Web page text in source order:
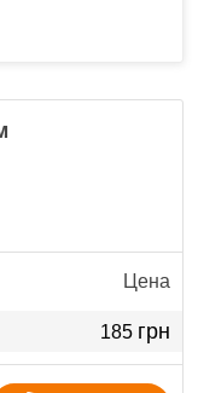
Цена
185 грн